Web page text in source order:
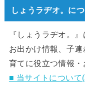
しょうラヂオ。に
『しょうラヂオ。
お出かけ情報、子
育てに役立つ情報・
■ 当サイトについて